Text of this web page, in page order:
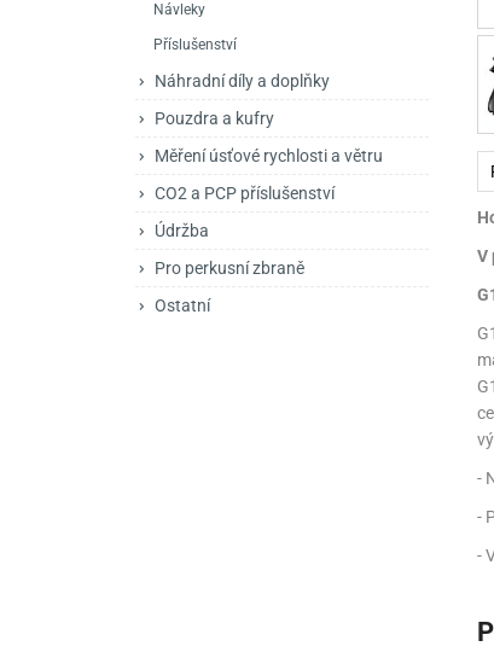
Brokovnice
Pistole
Kuchyňské
Luky
Kuše
Obranné
Návleky
Příslušenství
Náhradní díly a doplňky
Pouzdra a kufry
Měření úsťové rychlosti a větru
CO2 a PCP příslušenství
Údržba
Pro perkusní zbraně
Ostatní
V
-
-
-